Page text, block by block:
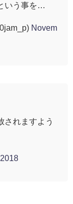
いう事を…
Novem
されますよう